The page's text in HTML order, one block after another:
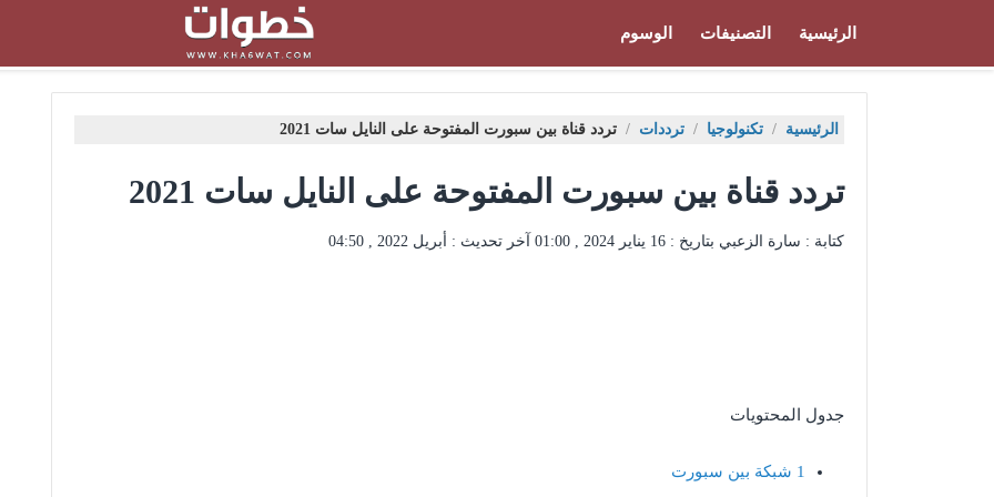
الرئيسية التصنيفات الوسوم
الرئيسية / تكنولوجيا / ترددات / تردد قناة بين سبورت المفتوحة على النايل سات 2021
تردد قناة بين سبورت المفتوحة على النايل سات 2021
كتابة : سارة الزعبي بتاريخ : 16 يناير 2024 , 01:00 آخر تحديث : أبريل 2022 , 04:50
جدول المحتويات
1 شبكة بين سبورت